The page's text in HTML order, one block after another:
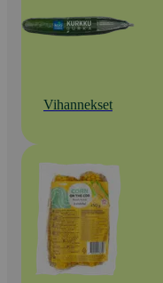
Vihannekset